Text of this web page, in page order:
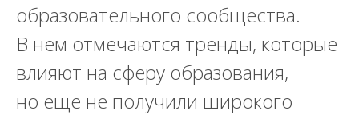
образовательного сообщества.
В нем отмечаются тренды, которые
влияют на сферу образования,
но еще не получили широкого